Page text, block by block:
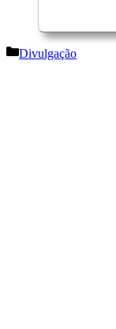
Categorias
Divulgação